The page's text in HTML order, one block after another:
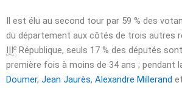
Il est élu au second tour par 59 % des
du département aux côtés de trois autres
IIIe République, seuls 17 % des députés
première fois à moins de 34 ans ; pendant
Doumer, Jean Jaurès, Alexandre Millerand et